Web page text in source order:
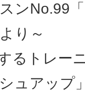
ンNo.99
り～
るトレー
ュアップ